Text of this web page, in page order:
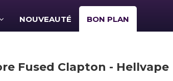
NOUVEAUTÉ BON PLAN
Fused Clapton - Hellvape